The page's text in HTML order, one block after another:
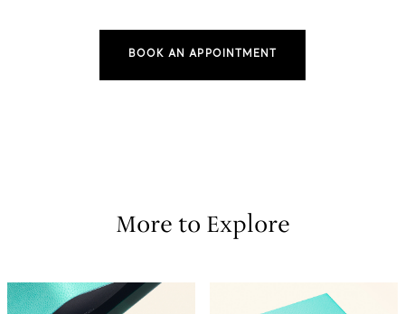
BOOK AN APPOINTMENT
More to Explore